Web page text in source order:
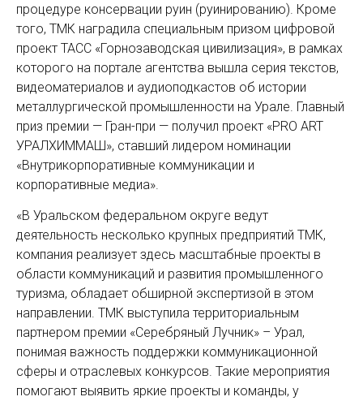
процедуре консервации руин (руинированию). Кроме
того, ТМК наградила специальным призом цифровой
проект ТАСС «Горнозаводская цивилизация», в рамках
которого на портале агентства вышла серия текстов,
видеоматериалов и аудиоподкастов об истории
металлургической промышленности на Урале. Главный
приз премии — Гран-при — получил проект «PRO ART
УРАЛХИММАШ», ставший лидером номинации
«Внутрикорпоративные коммуникации и
корпоративные медиа».
«В Уральском федеральном округе ведут
деятельность несколько крупных предприятий ТМК,
компания реализует здесь масштабные проекты в
области коммуникаций и развития промышленного
туризма, обладает обширной экспертизой в этом
направлении. ТМК выступила территориальным
партнером премии «Серебряный Лучник» – Урал,
понимая важность поддержки коммуникационной
сферы и отраслевых конкурсов. Такие мероприятия
помогают выявить яркие проекты и команды, у